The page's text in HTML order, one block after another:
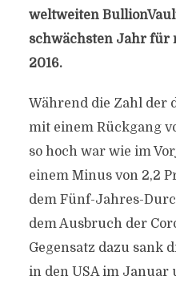
weltweiten
schwächsten Jahr für
2016.
Während die Zahl der
mit einem Rückgang
so hoch war wie im
einem Minus von 2,2
dem Fünf-Jahres-
dem Ausbruch der
Gegensatz dazu sank
in den USA im Januar